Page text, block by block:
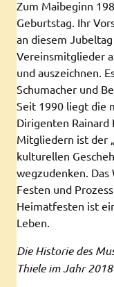
Zum Maibeginn
Geburtstag. Ihr
an diesem
Vereinsmitglieder
und auszeichnen.
Schumacher und
Seit 1990 liegt die
Dirigenten
Mitgliedern ist der
kulturellen
wegzudenken.
Festen und
Heimatfesten ist
Leben.
Die Historie des
Thiele im Jahr